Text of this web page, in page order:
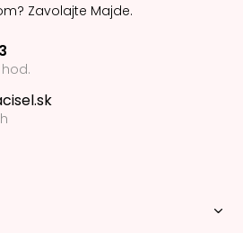
Zavolajte Majde.
hod.